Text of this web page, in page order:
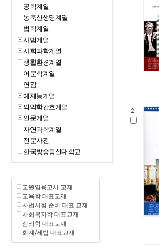
공학계열
농축산생명계열
법학계열
사범계열
사회과학계열
생활환경계열
어문학계열
연감
예체능계열
의약학간호계열
인문계열
자연과학계열
전문사전
한국방송통신대학교
교원임용고시 교재
교육학 대표교재
사법시험 준비 대표 교재
사회복지학 대표교재
심리학 대표교재
회계/세법 대표교재
2.